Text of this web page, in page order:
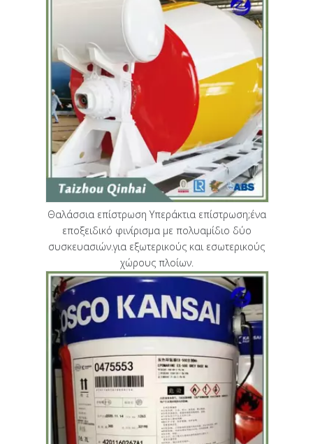
Θαλάσσια επίστρωση Υπεράκτια επίστρωση;ένα
εποξειδικό φινίρισμα με πολυαμίδιο δύο
συσκευασιών.για εξωτερικούς και εσωτερικούς
χώρους πλοίων.